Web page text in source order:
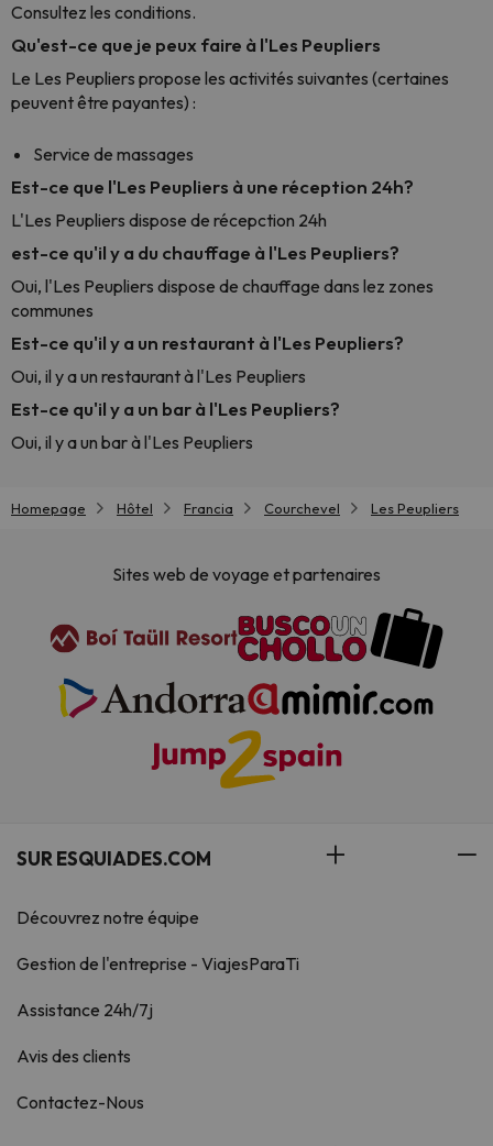
Consultez les conditions.
Qu'est-ce que je peux faire à l'Les Peupliers
Le Les Peupliers propose les activités suivantes (certaines
peuvent être payantes) :
Service de massages
Est-ce que l'Les Peupliers à une réception 24h?
L'Les Peupliers dispose de récepction 24h
est-ce qu'il y a du chauffage à l'Les Peupliers?
Oui, l'Les Peupliers dispose de chauffage dans lez zones
communes
Est-ce qu'il y a un restaurant à l'Les Peupliers?
Oui, il y a un restaurant à l'Les Peupliers
Est-ce qu'il y a un bar à l'Les Peupliers?
Oui, il y a un bar à l'Les Peupliers
Homepage Hôtel Francia Courchevel Les Peupliers
Sites web de voyage et partenaires
SUR ESQUIADES.COM
Découvrez notre équipe
Gestion de l'entreprise - ViajesParaTi
Assistance 24h/7j
Avis des clients
Contactez-Nous